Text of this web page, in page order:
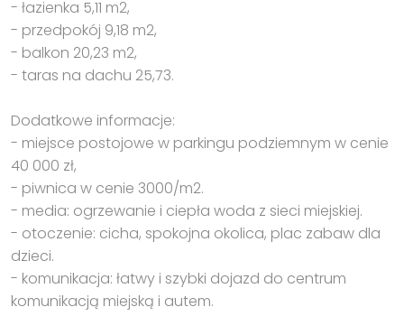
- łazienka 5,11 m2,
- przedpokój 9,18 m2,
- balkon 20,23 m2,
- taras na dachu 25,73.
Dodatkowe informacje:
- miejsce postojowe w parkingu podziemnym w cenie
40 000 zł,
- piwnica w cenie 3000/m2.
- media: ogrzewanie i ciepła woda z sieci miejskiej.
- otoczenie: cicha, spokojna okolica, plac zabaw dla
dzieci.
- komunikacja: łatwy i szybki dojazd do centrum
komunikacją miejską i autem.